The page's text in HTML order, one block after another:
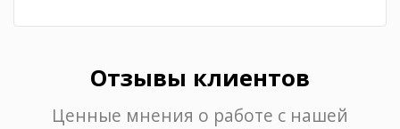
Отзывы клиентов
Ценные мнения о работе с нашей